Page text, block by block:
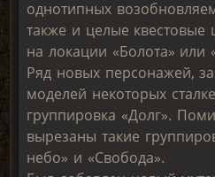
однотипных
также и целые квестовые
на локации «Болота» или
Ряд новых персонажей,
моделей некоторых
группировка «Долг».
вырезаны такие
небо» и «Свобода».